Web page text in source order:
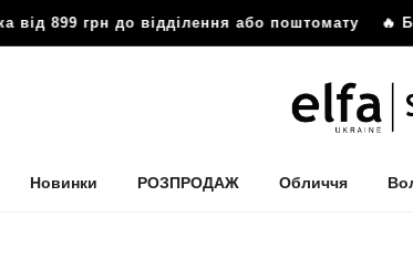
грн до відділення або поштомату🔥
Новинки РОЗПРОДАЖ Обличчя